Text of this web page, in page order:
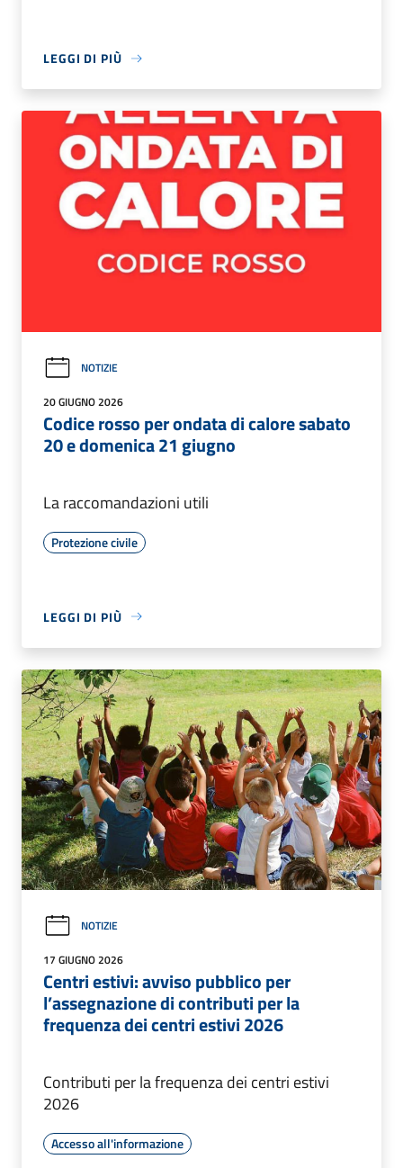
LEGGI DI PIÙ
NOTIZIE
20 GIUGNO 2026
Codice rosso per ondata di calore sabato
20 e domenica 21 giugno
La raccomandazioni utili
Protezione civile
LEGGI DI PIÙ
NOTIZIE
17 GIUGNO 2026
Centri estivi: avviso pubblico per
l’assegnazione di contributi per la
frequenza dei centri estivi 2026
Contributi per la frequenza dei centri estivi
2026
Accesso all'informazione